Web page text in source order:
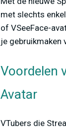
met slechts
of VSeeFace-
je gebruikmaken
Voordelen
Avatar
VTubers die